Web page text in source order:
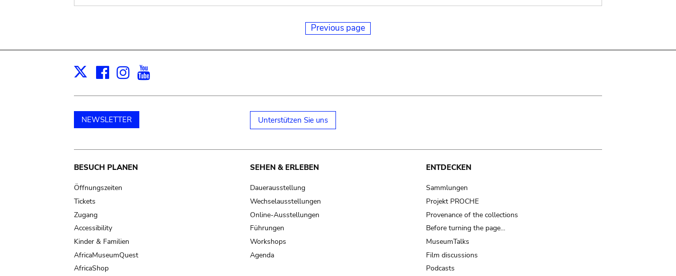
Previous page
X Facebook
Instagram
NEWSLETTER Unterstützen Sie uns
Main
navigation
BESUCH PLANEN
Öffnungszeiten
Tickets
Zugang
Accessibility
Kinder & Familien
AfricaMuseumQuest
AfricaShop
SEHEN & ERLEBEN
Dauerausstellung
Wechselausstellungen
Online-Ausstellungen
Führungen
Workshops
Agenda
ENTDECKEN
Sammlungen
Projekt PROCHE
Provenance of the collections
Before turning the page…
MuseumTalks
Film discussions
Podcasts